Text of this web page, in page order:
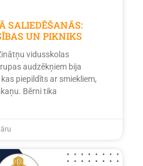
SALIEDĒŠANĀS:
UN PIKNIKS
vidusskolas
audzēkņiem bija
piepildīts ar smiekliem,
Bērni tika